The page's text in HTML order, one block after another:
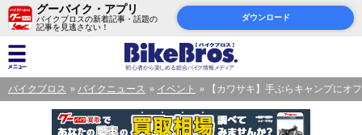
グーバイク・アプリ
バイクブロスの新着記事・話題の
記事を見逃さない！
ダウンロード
バイクブロス バイクニュース イベント 【カワサキ】手ぶらキャンプにオ